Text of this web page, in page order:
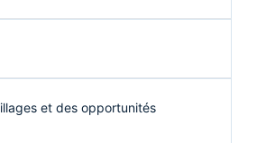
et des opportunités